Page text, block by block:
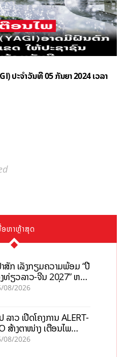
ປະຈໍາວັນທີ 05 ກັນຍາ 2024 ເວລາ
ອຫາຫຼ້າສຸດ
າສັກ ເລັ່ງກຽມຄວາມພ້ອມ “ປີ
ທ່ຽວລາວ-ຈີນ 2027” ຫວັງ
ນເສດຖະກິດທ້ອງຖິ່ນ
08/2026
ລາວ ເປີດໂຄງການ ALERT-
ສ້າງຕາໜ່າງ ເຕືອນໄພ
າດລະບາດທົ່ວປະເທດ
08/2026